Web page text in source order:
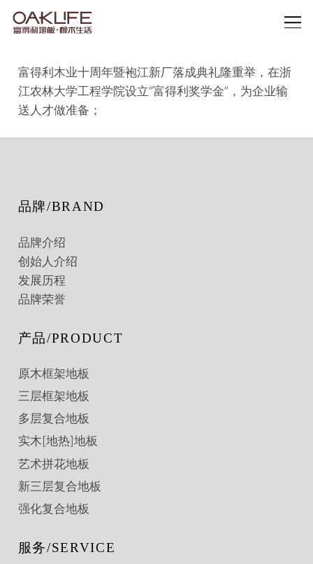
富得利木业十周年暨袍江新厂落成典礼隆重举，在浙
江农林大学工程学院设立“富得利奖学金”，为企业输
送人才做准备；
品牌/BRAND
品牌介绍
创始人介绍
发展历程
品牌荣誉
产品/PRODUCT
原木框架地板
三层框架地板
多层复合地板
实木[地热]地板
艺术拼花地板
新三层复合地板
强化复合地板
服务/SERVICE